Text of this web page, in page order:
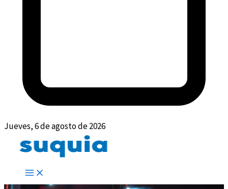
Jueves, 6 de agosto de 2026